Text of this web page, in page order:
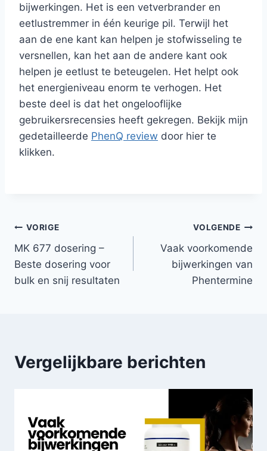
bijwerkingen. Het is een vetverbrander en
eetlustremmer in één keurige pil. Terwijl het
aan de ene kant kan helpen je stofwisseling te
versnellen, kan het aan de andere kant ook
helpen je eetlust te beteugelen. Het helpt ook
het energieniveau enorm te verhogen. Het
beste deel is dat het ongelooflijke
gebruikersrecensies heeft gekregen. Bekijk mijn
gedetailleerde PhenQ review door hier te
klikken.
Bericht
navigatie
VORIGE
MK 677 dosering –
Beste dosering voor
bulk en snij resultaten
VOLGENDE
Vaak voorkomende
bijwerkingen van
Phentermine
Vergelijkbare berichten